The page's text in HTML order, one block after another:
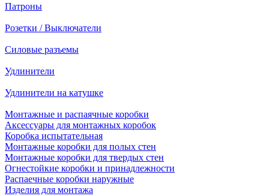
Патроны
Розетки / Выключатели
Силовые разъемы
Удлинители
Удлинители на катушке
Монтажные и распаячные коробки
Аксессуары для монтажных коробок
Коробка испытательная
Монтажные коробки для полых стен
Монтажные коробки для твердых стен
Огнестойкие коробки и принадлежности
Распаечные коробки наружные
Изделия для монтажа